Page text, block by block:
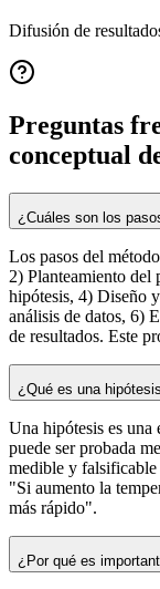
Difusión de
Preguntas
conceptual
¿Cuáles son los
Los pasos del
2) Planteamiento del
hipótesis, 4) Diseño
análisis de datos, 6)
de resultados. Este
¿Qué es una
Una hipótesis es
puede ser probada
medible y falsificable
"Si aumento la
más rápido".
¿Por qué es